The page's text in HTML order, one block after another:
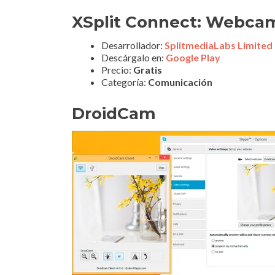
XSplit Connect:
Desarrollador: SplitmediaLabs Limited
Descárgalo en: Google Play
Precio: Gratis
Categoría: Comunicación
DroidCam